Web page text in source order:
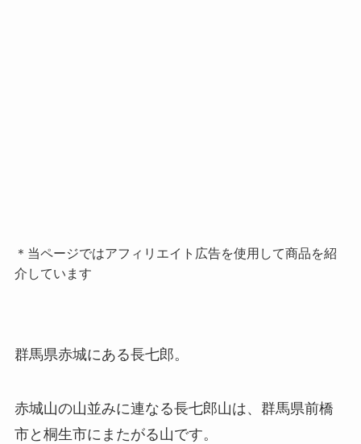
＊当ページではアフィリエイト広告を使用して商品を紹
介しています
群馬県赤城にある長七郎。
赤城山の山並みに連なる長七郎山は、群馬県前橋
市と桐生市にまたがる山です。